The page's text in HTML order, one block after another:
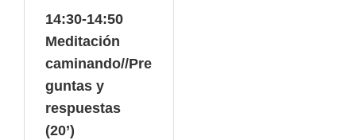
14:30-14:50
Meditación
caminando//Pre
guntas y
respuestas
(20’)